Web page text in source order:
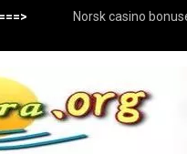
Norsk casino